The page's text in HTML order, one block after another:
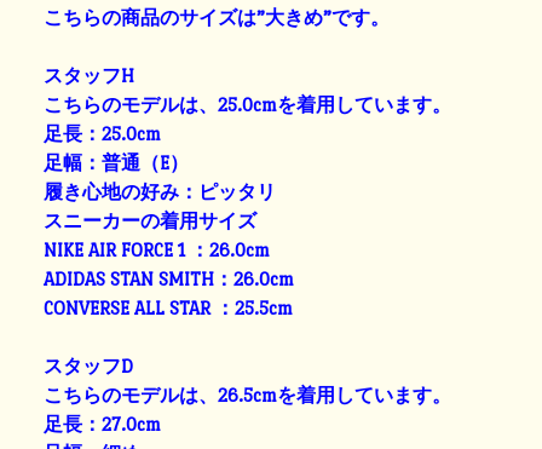
こちらの商品のサイズは”大きめ”です。
スタッフH
こちらのモデルは、25.0cmを着用しています。
足長：25.0cm
足幅：普通（E）
履き心地の好み：ピッタリ
スニーカーの着用サイズ
NIKE AIR FORCE 1 ：26.0cm
ADIDAS STAN SMITH：26.0cm
CONVERSE ALL STAR ：25.5cm
スタッフD
こちらのモデルは、26.5cmを着用しています。
足長：27.0cm